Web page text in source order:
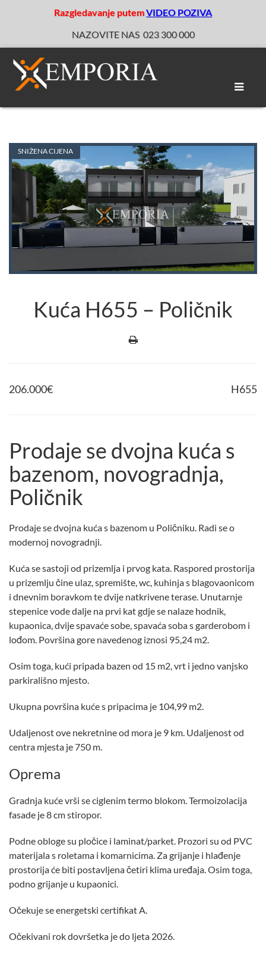
Razgledavanje putemVIDEO POZIVA
NAZOVITE NAS 023 300 000
Toggle
SNIŽENA CIJENA
Kuća H655 – Poličnik
206.000€ H655
Prodaje se dvojna kuća s
bazenom, novogradnja,
Poličnik
Prodaje se dvojna kuća s bazenom u Poličniku. Radi se o
modernoj novogradnji.
Kuća se sastoji od prizemlja i prvog kata. Raspored prostorija
u prizemlju čine ulaz, spremište, wc, kuhinja s blagovaonicom
i dnevnim boravkom te dvije natkrivene terase. Unutarnje
stepenice vode dalje na prvi kat gdje se nalaze hodnik,
kupaonica, dvije spavaće sobe, spavaća soba s garderobom i
lođom. Površina gore navedenog iznosi 95,24 m2.
Osim toga, kući pripada bazen od 15 m2, vrt i jedno vanjsko
parkirališno mjesto.
Ukupna površina kuće s pripacima je 104,99 m2.
Udaljenost ove nekretnine od mora je 9 km. Udaljenost od
centra mjesta je 750 m.
Oprema
Gradnja kuće vrši se ciglenim termo blokom. Termoizolacija
fasade je 8 cm stiropor.
Podne obloge su pločice i laminat/parket. Prozori su od PVC
materijala s roletama i komarnicima. Za grijanje i hlađenje
prostorija će biti postavljena četiri klima uređaja. Osim toga,
podno grijanje u kupaonici.
Očekuje se energetski certifikat A.
Očekivani rok dovršetka je do ljeta 2026.